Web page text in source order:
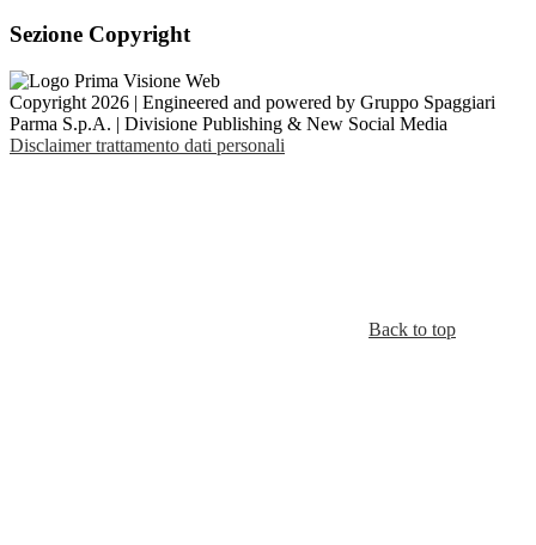
Sezione Copyright
Copyright 2026 | Engineered and powered by Gruppo Spaggiari
Parma S.p.A. | Divisione Publishing & New Social Media
Disclaimer trattamento dati personali
Back to top